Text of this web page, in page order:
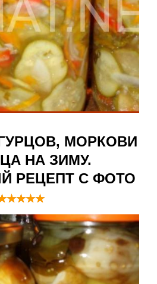
МОРКОВИ
НА ЗИМУ.
РЕЦЕПТ С ФОТО